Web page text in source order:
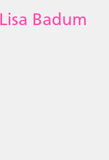
Lisa Badum